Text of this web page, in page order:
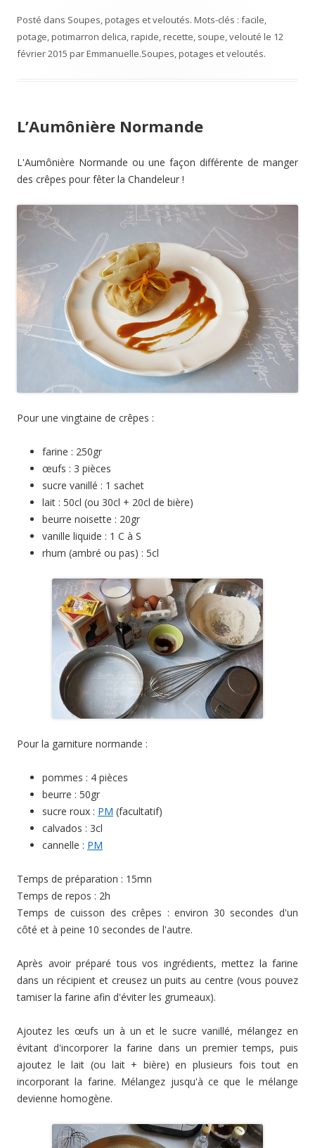
Posté dans Soupes, potages et veloutés. Mots-clés : facile,
potage,potimarron delica,rapide,recette, soupe,velouté le 12
février 2015 parEmmanuelle.Soupes, potages et veloutés.
L’Aumônière Normande
L'Aumônière Normande ou une façon différente de manger
des crêpes pour fêter la Chandeleur !
Pour une vingtaine de crêpes :
farine : 250gr
œufs : 3 pièces
sucre vanillé : 1 sachet
lait : 50cl (ou 30cl + 20cl de bière)
beurre noisette : 20gr
vanille liquide : 1 C à S
rhum (ambré ou pas) : 5cl
Pour la garniture normande :
pommes : 4 pièces
beurre : 50gr
sucre roux : PM (facultatif)
calvados : 3cl
cannelle : PM
Temps de préparation : 15mn
Temps de repos : 2h
Temps de cuisson des crêpes : environ 30 secondes d'un
côté et à peine 10 secondes de l'autre.
Après avoir préparé tous vos ingrédients, mettez la farine
dans un récipient et creusez un puits au centre (vous pouvez
tamiser la farine afin d'éviter les grumeaux).
Ajoutez les œufs un à un et le sucre vanillé, mélangez en
évitant d'incorporer la farine dans un premier temps, puis
ajoutez le lait (ou lait + bière) en plusieurs fois tout en
incorporant la farine. Mélangez jusqu'à ce que le mélange
devienne homogène.